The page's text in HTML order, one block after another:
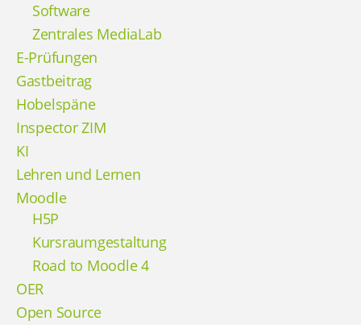
Software
Zentrales MediaLab
E-Prüfungen
Gastbeitrag
Hobelspäne
Inspector ZIM
KI
Lehren und Lernen
Moodle
H5P
Kursraumgestaltung
Road to Moodle 4
OER
Open Source